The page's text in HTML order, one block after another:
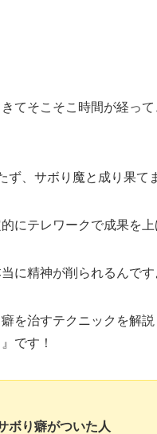
てそこそこ時間が経っ
ず、サボり魔と成り果て
にテレワークで成果を
に精神が削られるんです
を治すテクニックを解説
』です！
り癖がついた人